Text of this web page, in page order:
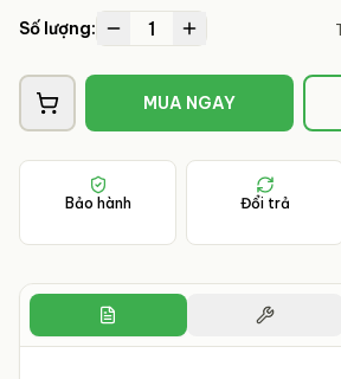
Số lượng: 1
MUA NGAY
Bảo hành Đổi trả